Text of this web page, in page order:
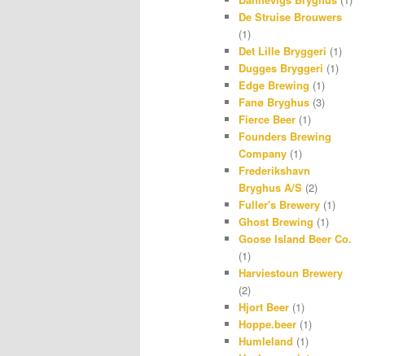
De Struise Brouwers
(1)
Det Lille Bryggeri (1)
Dugges Bryggeri (1)
Edge Brewing (1)
Fanø Bryghus (3)
Fierce Beer (1)
Founders Brewing
Company (1)
Frederikshavn
Bryghus A/S (2)
Fuller's Brewery (1)
Ghost Brewing (1)
Goose Island Beer Co.
(1)
Harviestoun Brewery
(2)
Hjort Beer (1)
Hoppe.beer (1)
Humleland (1)